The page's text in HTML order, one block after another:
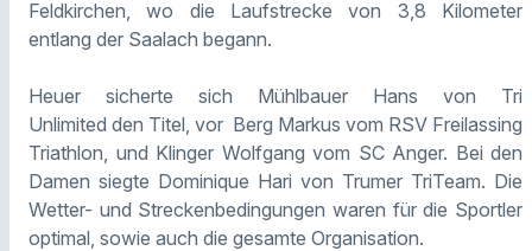
Feldkirchen, wo die Laufstrecke von 3,8 Kilometer
entlang der Saalach begann.
Heuer sicherte sich Mühlbauer Hans von Tri
Unlimited den Titel, vor Berg Markus vom RSV Freilassing
Triathlon, und Klinger Wolfgang vom SC Anger. Bei den
Damen siegte Dominique Hari von Trumer TriTeam. Die
Wetter- und Streckenbedingungen waren für die Sportler
optimal, sowie auch die gesamte Organisation.